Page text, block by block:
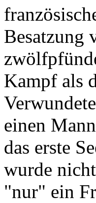
Besatzung
Kampf als
einen
das erste
wurde
"nur" ein